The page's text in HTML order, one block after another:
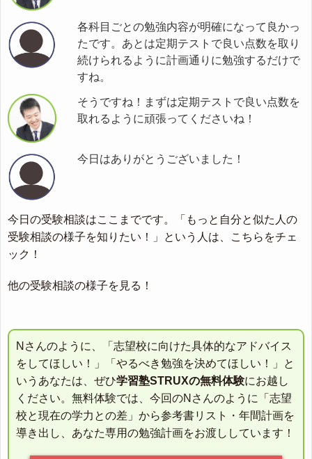
各科目ごとの勉強内容が明確になって良かっ
たです。あとは定期テストで良い点数を取り
続けられるように計画通りに勉強するだけで
すね。
そうですね！まずは定期テストで良い点数を
取れるように頑張ってくださいね！
今日はありがとうございました！
今日の受験相談はここまでです。「もっと自分と似た人の
受験相談の様子を知りたい！」という人は、こちらをチェ
ック！
他の受験相談の様子を見る！
Nさんのように、「志望校に向けた具体的なアドバイス
をしてほしい！」「やるべき勉強を決めてほしい！」と
いうあなたは、ぜひ学習塾STRUXの無料体験にお越し
ください。無料体験では、今回のNさんのように「志望
校と現在の学力との差」から参考書リスト・年間計画を
導き出し、あなた専用の勉強計画をお渡ししています！